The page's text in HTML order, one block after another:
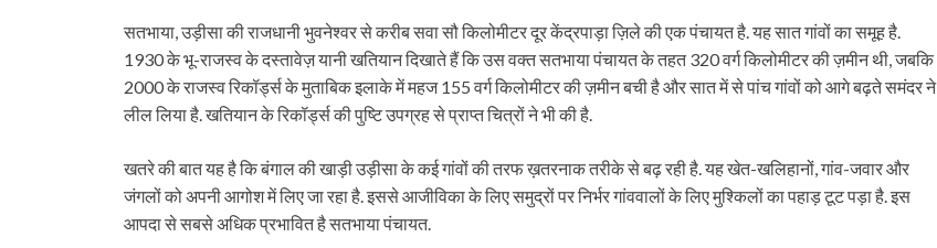
सतभाया, उड़ीसा की राजधानी भुवनेश्वर से करीब सवा सौ किलोमीटर दूर केंद्रपाड़ा ज़िले की एक पंचायत है. यह सात गांवों का समूह है.
1930 के भू-राजस्व के दस्तावेज़ यानी खतियान दिखाते हैं कि उस वक्त सतभाया पंचायत के तहत 320 वर्ग किलोमीटर की ज़मीन थी, जबकि
2000 के राजस्व रिकॉर्ड्स के मुताबिक इलाके में महज 155 वर्ग किलोमीटर की ज़मीन बची है और सात में से पांच गांवों को आगे बढ़ते समंदर ने
लील लिया है. खतियान के रिकॉर्ड्स की पुष्टि उपग्रह से प्राप्त चित्रों ने भी की है.
खतरे की बात यह है कि बंगाल की खाड़ी उड़ीसा के कई गांवों की तरफ ख़तरनाक तरीके से बढ़ रही है. यह खेत-खलिहानों, गांव-जवार और
जंगलों को अपनी आगोश में लिए जा रहा है. इससे आजीविका के लिए समुद्रों पर निर्भर गांववालों के लिए मुश्किलों का पहाड़ टूट पड़ा है. इस
आपदा से सबसे अधिक प्रभावित है सतभाया पंचायत.